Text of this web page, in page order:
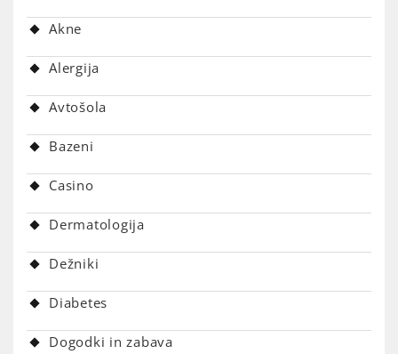
Akne
Alergija
Avtošola
Bazeni
Casino
Dermatologija
Dežniki
Diabetes
Dogodki in zabava